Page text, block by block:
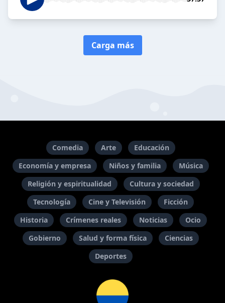
Carga más
Comedia Arte
Educación
Economía y empresa
Niños y familia
Música
Religión y espiritualidad
Cultura y sociedad
Tecnología
Cine y Televisión
Ficción
Historia
Crímenes reales Noticias
Ocio
Gobierno
Salud y forma física
Ciencias
Deportes